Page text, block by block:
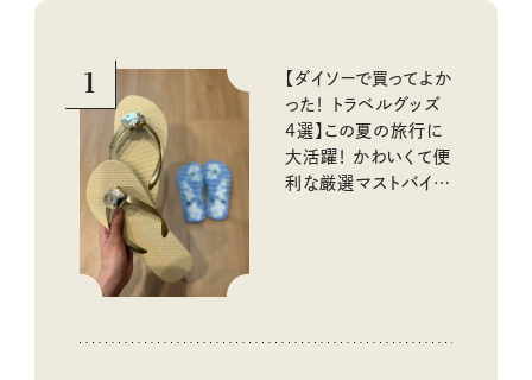
1
【ダイソーで買ってよか
った！ トラベルグッズ
4選】この夏の旅行に
大活躍！ かわいくて便
利な厳選マストバイア